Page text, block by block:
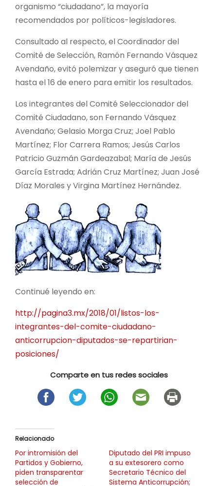
organismo “ciudadano”, la mayoría
recomendados por políticos-legisladores.
Consultado al respecto, el Coordinador del
Comité de Selección, Ramón Fernando Vásquez
Avendaño, evitó polemizar y aseguró que tienen
hasta el 16 de enero para emitir los resultados.
Los integrantes del Comité Seleccionador del
Comité Ciudadano, son Fernando Vásquez
Avendaño; Gelasio Morga Cruz; Joel Pablo
Martínez; Flor Carrera Ramos; Jesús Carlos
Patricio Guzmán Gardeazabal; María de Jesús
García Estrada; Adrián Cruz Martínez; Juan José
Díaz Morales y Virgina Martínez Hernández.
Continué leyendo en:
http://pagina3.mx/2018/01/listos-los-
integrantes-del-comite-ciudadano-
anticorrupcion-diputados-se-repartirian-
posiciones/
Comparte en tus redes sociales
Relacionado
Por intromisión del
Partidos y Gobierno,
piden transparentar
selección de
Diputado del PRI impuso
a su extesorero como
Secretario Técnico del
Sistema Anticorrupción;